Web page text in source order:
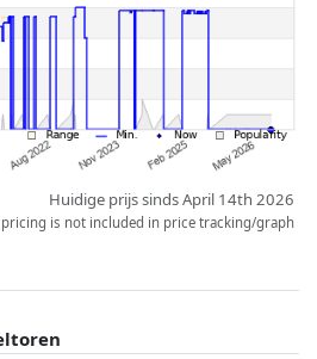
de volgorde beïnvloeden.
Huidige prijs sinds April 14th 2026
pricing is not included in price tracking/graph